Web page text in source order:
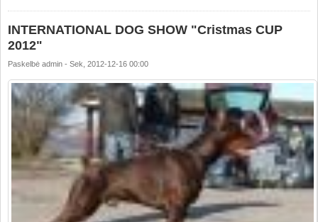
INTERNATIONAL DOG SHOW "Cristmas CUP
2012"
Paskelbė admin - Sek, 2012-12-16 00:00